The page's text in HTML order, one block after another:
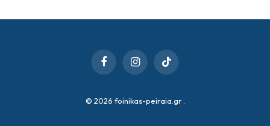
FacebookInstagramTikTok
© 2026 foinikas-peiraia.gr